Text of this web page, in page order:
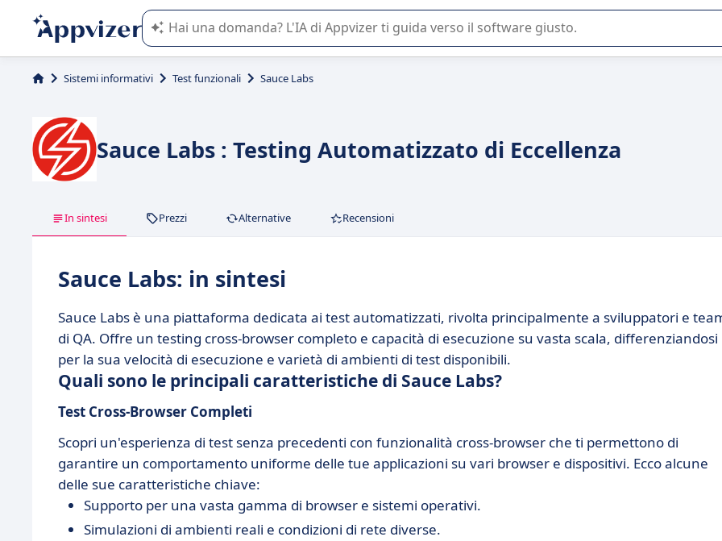
L'IA di Appvizer vi guida nell'utilizzo o nella scelta di un software SaaS per la vostra azienda.
Sistemi informativi Test funzionali Sauce Labs
Sauce Labs : Testing Automatizzato di Eccellenza
In sintesi Prezzi Alternative Recensioni
Sauce Labs: in sintesi
Sauce Labs è una piattaforma dedicata ai test automatizzati, rivolta principalmente a sviluppatori e
di QA. Offre un testing cross-browser completo e capacità di esecuzione su vasta scala, differenziandosi
per la sua velocità di esecuzione e varietà di ambienti di test disponibili.
Quali sono le principali caratteristiche di Sauce Labs?
Test Cross-Browser Completi
Scopri un'esperienza di test senza precedenti con funzionalità cross-browser che ti permettono di
garantire un comportamento uniforme delle tue applicazioni su vari browser e dispositivi. Ecco alcune
delle sue caratteristiche chiave:
Supporto per una vasta gamma di browser e sistemi operativi.
Simulazioni di ambienti reali e condizioni di rete diverse.